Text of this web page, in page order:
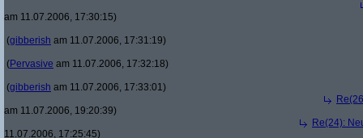
am 11.07.2006, 17:30:15)
(gibberish am 11.07.2006, 17:31:19)
(Pervasive am 11.07.2006, 17:32:18)
(gibberish am 11.07.2006, 17:33:01)
am 11.07.2006, 19:20:39)
Re(24):
11.07.2006, 17:25:45)